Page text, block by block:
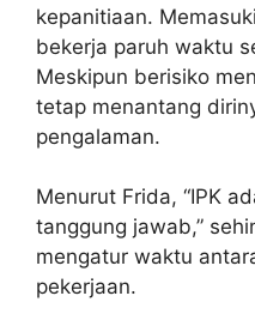
kepanitiaan.
bekerja paruh waktu
Meskipun berisiko
tetap menantang
pengalaman.
Menurut Frida, “IPK
tanggung jawab,”
mengatur waktu
pekerjaan.